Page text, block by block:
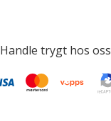
Handle trygt hos oss